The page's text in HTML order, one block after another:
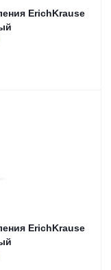
ErichKrause
ErichKrause